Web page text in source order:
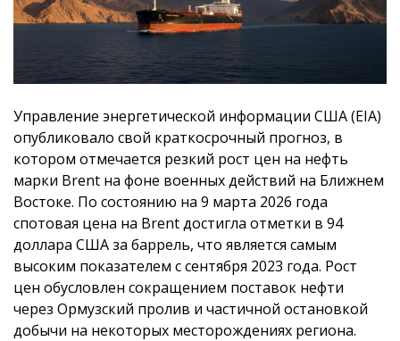
Управление энергетической информации США (EIA)
опубликовало свой краткосрочный прогноз, в
котором отмечается резкий рост цен на нефть
марки Brent на фоне военных действий на Ближнем
Востоке. По состоянию на 9 марта 2026 года
спотовая цена на Brent достигла отметки в 94
доллара США за баррель, что является самым
высоким показателем с сентября 2023 года. Рост
цен обусловлен сокращением поставок нефти
через Ормузский пролив и частичной остановкой
добычи на некоторых месторождениях региона.